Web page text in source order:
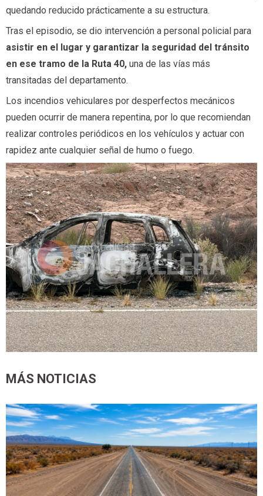
quedando reducido prácticamente a su estructura.
Tras el episodio, se dio intervención a personal policial para
asistir en el lugar y garantizar la seguridad del tránsito
en ese tramo de la Ruta 40, una de las vías más
transitadas del departamento.
Los incendios vehiculares por desperfectos mecánicos
pueden ocurrir de manera repentina, por lo que recomiendan
realizar controles periódicos en los vehículos y actuar con
rapidez ante cualquier señal de humo o fuego.
MÁS NOTICIAS